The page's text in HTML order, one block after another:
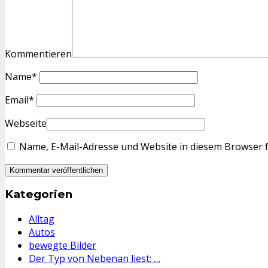
Kommentieren
Name*
Email*
Webseite
Name, E-Mail-Adresse und Website in diesem
Kategorien
Alltag
Autos
bewegte Bilder
Der Typ von Nebenan liest: …